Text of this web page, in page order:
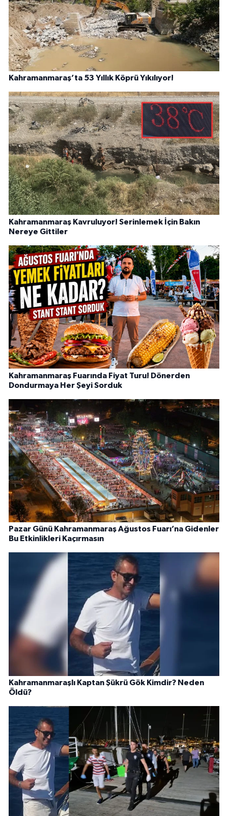
Kahramanmaraş’ta 53 Yıllık Köprü Yıkılıyor!
Kahramanmaraş Kavruluyor! Serinlemek İçin Bakın
Nereye Gittiler
Kahramanmaraş Fuarında Fiyat Turu! Dönerden
Dondurmaya Her Şeyi Sorduk
Pazar Günü Kahramanmaraş Ağustos Fuarı’na Gidenler
Bu Etkinlikleri Kaçırmasın
Kahramanmaraşlı Kaptan Şükrü Gök Kimdir? Neden
Öldü?